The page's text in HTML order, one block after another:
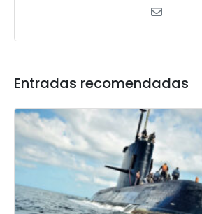
Entradas recomendadas